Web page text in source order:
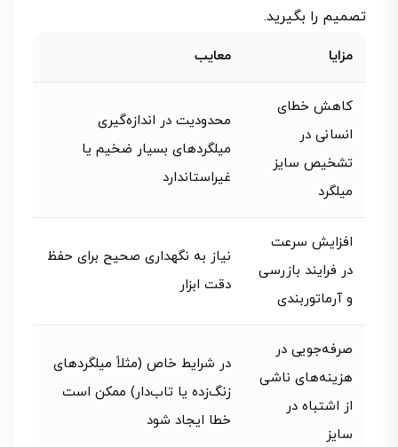
تصمیم را بگیرید.
مزایا معایب
کاهش خطای
انسانی در
تشخیص سایز
میلگرد
محدودیت در اندازه‌گیری
میلگردهای بسیار ضخیم یا
غیراستاندارد
افزایش سرعت
در فرایند بازرسی
و آرماتوربندی
نیاز به نگهداری صحیح برای حفظ
دقت ابزار
صرفه‌جویی در
هزینه‌های ناشی
از اشتباه در
سایز
در شرایط خاص (مثلاً میلگردهای
زنگ‌زده یا تاب‌دار) ممکن است
خطا ایجاد شود